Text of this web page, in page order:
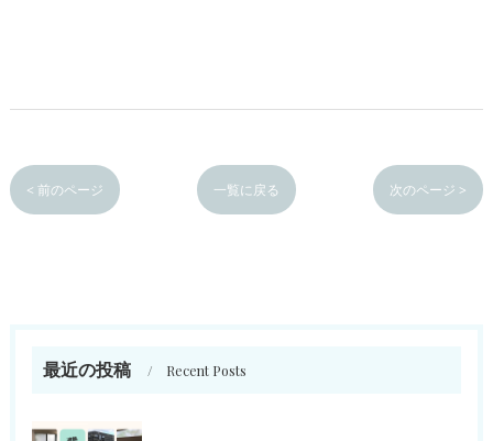
< 前のページ 一覧に戻る 次のページ >
最近の投稿 Recent Posts